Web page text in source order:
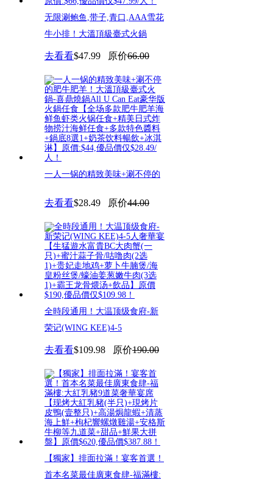
无限涮鲍鱼,带子,青口,AAA雪花
牛小排！大溫頂級臺式火鍋
去看看$47.99 原价66.00
一人一锅的精致美味+涮不停的
喜
去看看$28.49 原价44.00
全時段通用！大温顶级食府-新
荣记(WING KEE)4-5
去看看$109.98 原价190.00
【獨家】排面拉滿！宴客首選！
首本名菜最佳廣東食肆-福滿樓: